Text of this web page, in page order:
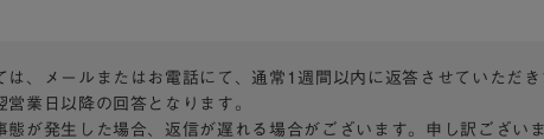
、メールまたはお電話にて、通常1週間以内に返答させていただ
業日以降の回答となります。
が発生した場合、返信が遅れる場合がございます。申し訳ござい